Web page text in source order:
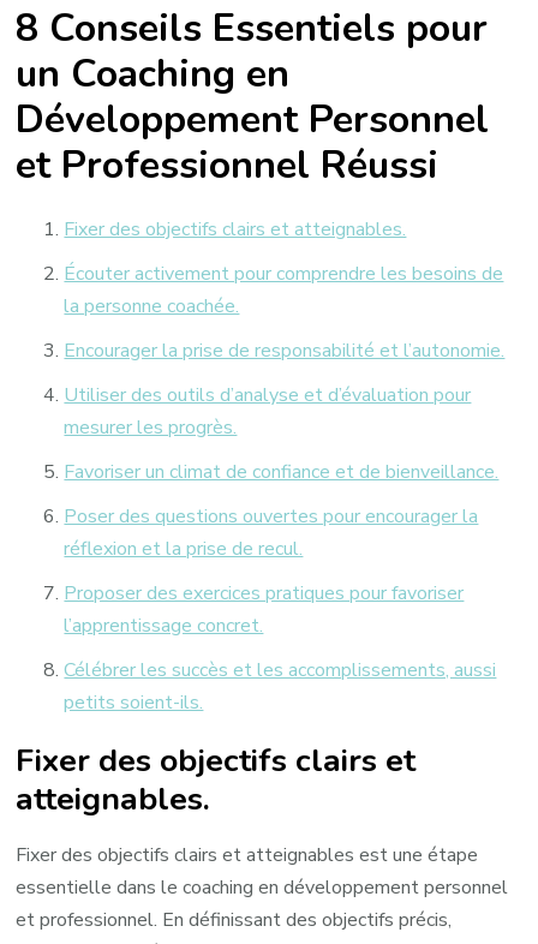
8 Conseils Essentiels pour
un Coaching en
Développement Personnel
et Professionnel Réussi
Fixer des objectifs clairs et atteignables.
Écouter activement pour comprendre les besoins de
la personne coachée.
Encourager la prise de responsabilité et l’autonomie.
Utiliser des outils d’analyse et d’évaluation pour
mesurer les progrès.
Favoriser un climat de confiance et de bienveillance.
Poser des questions ouvertes pour encourager la
réflexion et la prise de recul.
Proposer des exercices pratiques pour favoriser
l’apprentissage concret.
Célébrer les succès et les accomplissements, aussi
petits soient-ils.
Fixer des objectifs clairs et
atteignables.
Fixer des objectifs clairs et atteignables est une étape
essentielle dans le coaching en développement personnel
et professionnel. En définissant des objectifs précis,